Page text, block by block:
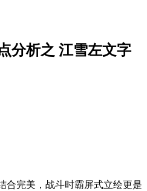
分析之 江雪左文字
合完美，战斗时霸屏式立绘更是